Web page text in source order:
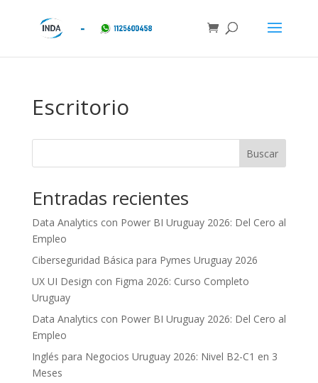
Escritorio
Buscar
Entradas recientes
Data Analytics con Power BI Uruguay 2026: Del Cero al
Empleo
Ciberseguridad Básica para Pymes Uruguay 2026
UX UI Design con Figma 2026: Curso Completo
Uruguay
Data Analytics con Power BI Uruguay 2026: Del Cero al
Empleo
Inglés para Negocios Uruguay 2026: Nivel B2-C1 en 3
Meses